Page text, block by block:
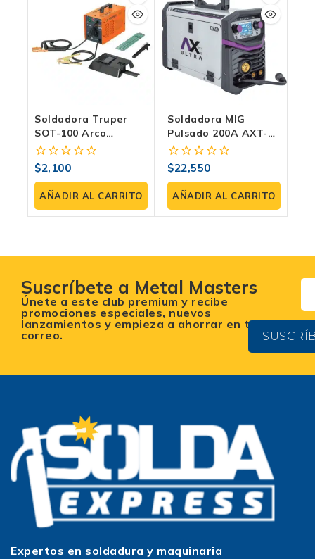
Soldadora Truper
SOT-100 Arco
Electrico 90 Amp
Corriente Alterna
Electrodo 110v -
Inversor
0
fuera
de
5
$2,100
AÑADIR AL CARRITO
Soldadora MIG
Pulsado 200A AXT-
PULSEMIG200LCD |
MIG Con Pulso/Doble
Pulso, TIG Lift Y MMA
| 220V
0
fuera
de
5
$22,550
AÑADIR AL CARRITO
Suscríbete a Metal Masters
Únete a este club premium y recibe
promociones especiales, nuevos
lanzamientos y empieza a ahorrar en tu
correo.
Expertos en soldadura y maquinaria